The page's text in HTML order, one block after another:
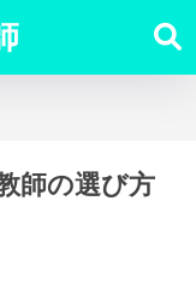
師の選び方